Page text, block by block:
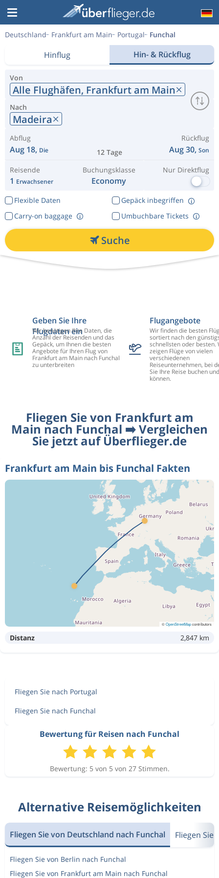
Deutschland Frankfurt am Main Portugal Funchal
Hinflug Hin- & Rückflug
Von
Alle Flughäfen, Frankfurt am Main
Nach
Madeira
Abflug
Aug 18, Die 12 Tage
Rückflug
Aug 30, Son
Reisende
1 Erwachsener
Buchungsklasse
Economy
Nur Direktflug
Flexible Daten
Gepäck inbegriffen
Umbuchbare Tickets
Carry-on baggage
Suche
Geben Sie Ihre
Flugdaten ein
Wir benötigen Ihre Daten, die
Anzahl der Reisenden und das
Gepäck, um Ihnen die besten
Angebote für Ihren Flug von
Frankfurt am Main nach Funchal
zu unterbreiten
Flugangebote
Wir finden die besten
sortiert nach den
schnellsten oder besten.
zeigen Flüge von vielen
verschiedenen
Reiseunternehmen, bei
Sie Ihre Reise buchen
können.
Fliegen Sie von Frankfurt am
Main nach Funchal ➡️ Vergleichen
Sie jetzt auf Überflieger.de
Frankfurt am Main bis Funchal Fakten
©OpenStreetMapcontributors
Distanz 2,847 km
Fliegen Sie nach Portugal
Fliegen Sie nach Funchal
Bewertung für Reisen nach Funchal
Bewertung: 5 von 5 von 27 Stimmen.
Alternative Reisemöglichkeiten
Fliegen Sie von Deutschland nach Funchal Fliegen Sie
Fliegen Sie von Berlin nach Funchal
Fliegen Sie von Frankfurt am Main nach Funchal